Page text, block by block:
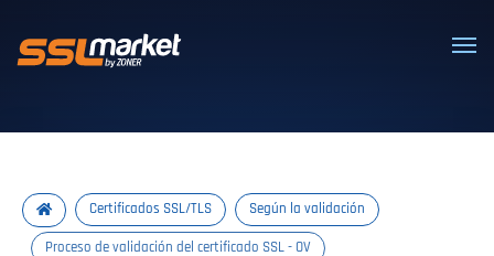
Certificados SSL/TLS confiables
Certificados SSL/TLS Según la validación
Proceso de validación del certificado SSL - OV